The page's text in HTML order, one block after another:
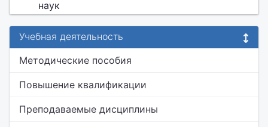
наук
Учебная деятельность
Методические пособия
Повышение квалификации
Преподаваемые дисциплины